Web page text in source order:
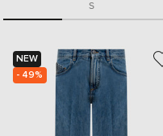
S
NEW
- 49%